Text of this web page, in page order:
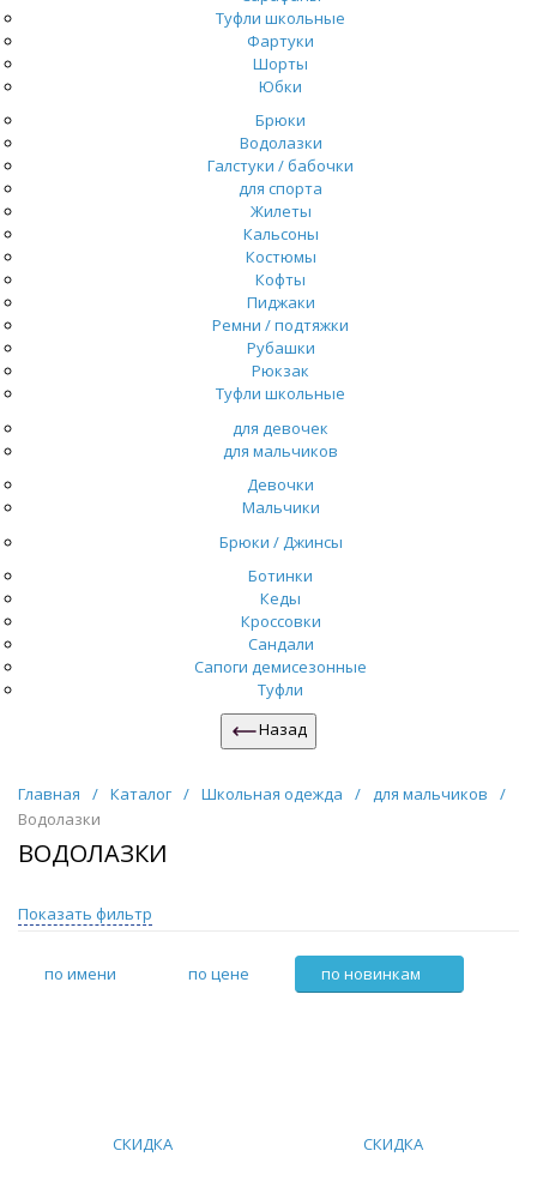
Туфли школьные
Фартуки
Шорты
Юбки
Брюки
Водолазки
Галстуки / бабочки
для спорта
Жилеты
Кальсоны
Костюмы
Кофты
Пиджаки
Ремни / подтяжки
Рубашки
Рюкзак
Туфли школьные
для девочек
для мальчиков
Девочки
Мальчики
Брюки / Джинсы
Ботинки
Кеды
Кроссовки
Сандали
Сапоги демисезонные
Туфли
Назад
Главная / Каталог / Школьная одежда / для мальчиков
/
Водолазки
ВОДОЛАЗКИ
Показать фильтр
по имени по цене по новинкам
СКИДКА СКИДКА